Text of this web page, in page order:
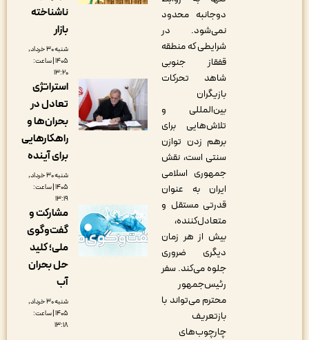
دوجانبه محدود
نمی‌شود. در
شرایطی که منطقه
قفقاز جنوبی
شاهد تحرکات
بین‌المللی و
تلاش‌هایی برای
برهم زدن توازن
سنتی است، نقش
جمهوری اسلامی
ایران به عنوان
قدرتی مستقل و
متعادل‌کننده،
بیش از هر زمان
دیگری ضروری
جلوه می‌کند. سفر
رئیس‌جمهور
محترم می‌تواند با
بازتعریف
چارچوب‌های
ناشناخته
شنبه ۳۰ خرداد,
۱۴۰۵ | ساعت:
استراتژی
تعادل در
بحران‌ها و
راهکارهایی
برای آینده
شنبه ۳۰ خرداد,
۱۴۰۵ | ساعت:
مشارکت و
گفت‌وگوی
ملی؛ کلید
حل بحران
شنبه ۳۰ خرداد,
۱۴۰۵ | ساعت: